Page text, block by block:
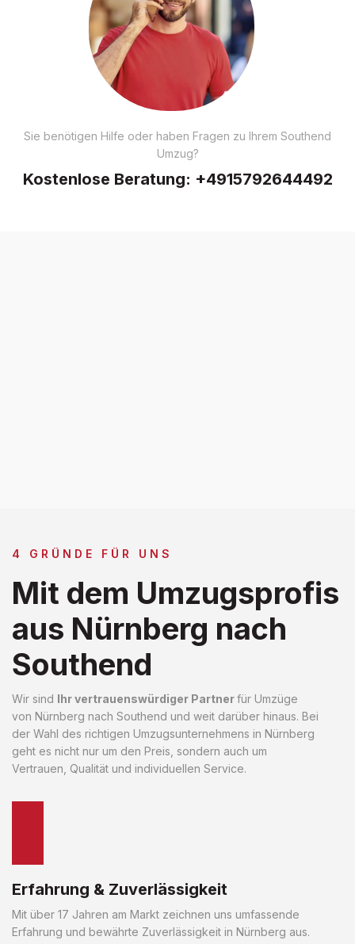
Sie benötigen Hilfe oder haben Fragen zu Ihrem Southend
Umzug?
Kostenlose Beratung: +4915792644492
4 GRÜNDE FÜR UNS
Mit dem Umzugsprofis
aus Nürnberg nach
Southend
Wir sind Ihr vertrauenswürdiger Partnerfür Umzüge
von Nürnberg nach Southend und weit darüber hinaus. Bei
der Wahl des richtigen Umzugsunternehmens in Nürnberg
geht es nicht nur um den Preis, sondern auch um
Vertrauen, Qualität und individuellen Service.
Erfahrung & Zuverlässigkeit
Mit über 17 Jahren am Markt zeichnen uns umfassende
Erfahrung und bewährte Zuverlässigkeit in Nürnberg aus.